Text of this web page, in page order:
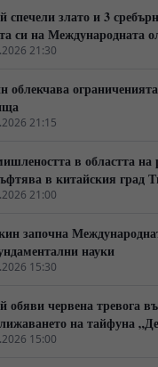
действия в морето,
и военни обекти
на Москва срещу
спечели злато и 3
си на Международната
наука
21:30
облекчава
21:15
в областта на
в китайския град
21:00
започна
науки
15:30
обяви червена тревога
на тайфуна
15:00